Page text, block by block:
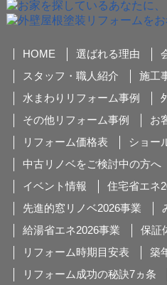
HOME 選ばれる理由
スタッフ・職人紹介
施工
水まわりリフォーム事例
その他リフォーム事例
お
リフォーム価格表
ショー
中古リノベをご検討中の方へ
イベント情報
住宅省エネ
先進的窓リノベ2026事業
給湯省エネ2026事業
保証
リフォーム時期目安表
築
リフォーム成功の秘訣7ヵ条